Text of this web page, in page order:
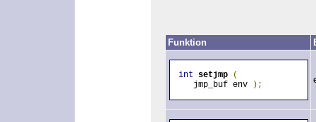
Funktion
int setjmp
(
   jmp_buf env
);